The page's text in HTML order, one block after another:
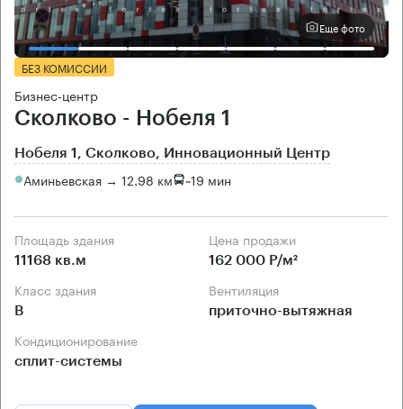
Еще фото
БЕЗ КОМИССИИ
Бизнес-центр
Сколково - Нобеля 1
Нобеля 1, Сколково, Инновационный Центр
Аминьевская → 12.98 км ~19 мин
Площадь здания
11168 кв.м
Цена продажи
162 000 Р/м²
Класс здания
B
Вентиляция
приточно-вытяжная
Кондиционирование
сплит-системы